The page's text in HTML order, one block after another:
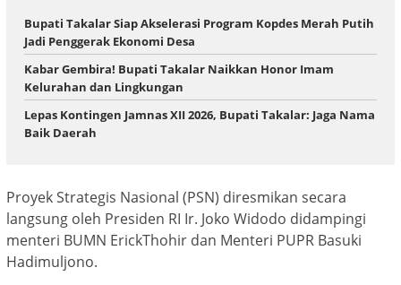
Bupati Takalar Siap Akselerasi Program Kopdes Merah Putih
Jadi Penggerak Ekonomi Desa
Kabar Gembira! Bupati Takalar Naikkan Honor Imam
Kelurahan dan Lingkungan
Lepas Kontingen Jamnas XII 2026, Bupati Takalar: Jaga Nama
Baik Daerah
Proyek Strategis Nasional (PSN) diresmikan secara
langsung oleh Presiden RI Ir. Joko Widodo didampingi
menteri BUMN ErickThohir dan Menteri PUPR Basuki
Hadimuljono.